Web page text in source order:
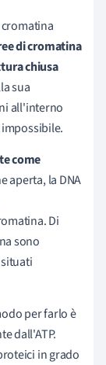
di cromatina
chiusa
sua
all'interno
come
aperta, la DNA
Di
sono
per farlo è
dall'ATP.
in grado